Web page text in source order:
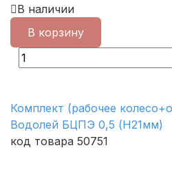
В наличии
В корзину
Комплект (рабочее
Водолей БЦПЭ 0,5 (H21мм)
код товара 50751